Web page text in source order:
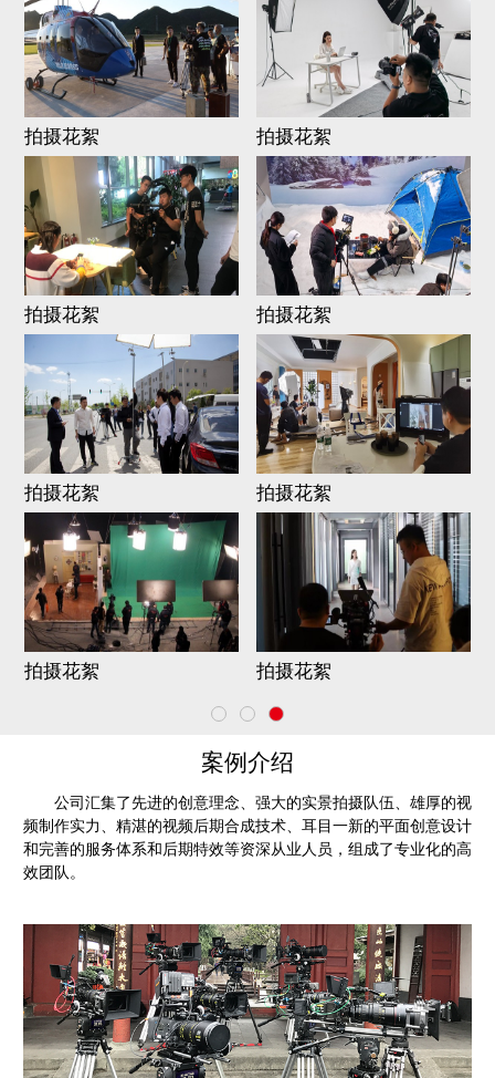
拍摄花絮 拍摄花絮
拍摄花絮 拍摄花絮
拍摄花絮 拍摄花絮
拍摄花絮 拍摄花絮
案例介绍
公司汇集了先进的创意理念、强大的实景拍摄队伍、雄厚的视
频制作实力、精湛的视频后期合成技术、耳目一新的平面创意设计
和完善的服务体系和后期特效等资深从业人员，组成了专业化的高
效团队。